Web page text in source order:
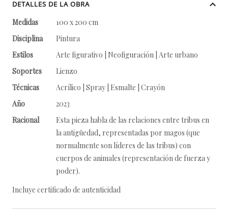
DETALLES DE LA OBRA
Medidas
100 x 200 cm
Disciplina
Pintura
Estilos
Arte figurativo | Neofiguración | Arte urbano
Soportes
Lienzo
Técnicas
Acrílico | Spray | Esmalte | Crayón
Año
2023
Racional
Esta pieza habla de las relaciones entre tribus en
la antigüedad, representadas por magos (que
normalmente son líderes de las tribus) con
cuerpos de animales (representación de fuerza y
poder).
Incluye certificado de autenticidad